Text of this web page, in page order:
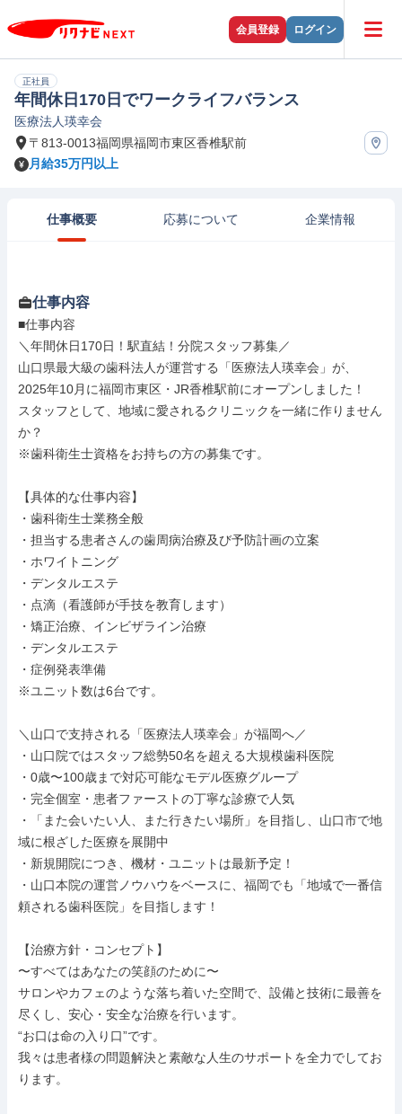
会員登録 ログイン
正社員
年間休日170日でワークライフバランス
医療法人瑛幸会
〒813-0013福岡県福岡市東区香椎駅前
月給35万円以上
仕事概要 応募について 企業情報
仕事内容
■仕事内容
＼年間休日170日！駅直結！分院スタッフ募集／
山口県最大級の歯科法人が運営する「医療法人瑛幸会」が、
2025年10月に福岡市東区・JR香椎駅前にオープンしました！
スタッフとして、地域に愛されるクリニックを一緒に作りません
か？
※歯科衛生士資格をお持ちの方の募集です。
【具体的な仕事内容】
・歯科衛生士業務全般
・担当する患者さんの歯周病治療及び予防計画の立案
・ホワイトニング
・デンタルエステ
・点滴（看護師が手技を教育します）
・矯正治療、インビザライン治療
・デンタルエステ
・症例発表準備
※ユニット数は6台です。
＼山口で支持される「医療法人瑛幸会」が福岡へ／
・山口院ではスタッフ総勢50名を超える大規模歯科医院
・0歳〜100歳まで対応可能なモデル医療グループ
・完全個室・患者ファーストの丁寧な診療で人気
・「また会いたい人、また行きたい場所」を目指し、山口市で地
域に根ざした医療を展開中
・新規開院につき、機材・ユニットは最新予定！
・山口本院の運営ノウハウをベースに、福岡でも「地域で一番信
頼される歯科医院」を目指します！
【治療方針・コンセプト】
〜すべてはあなたの笑顔のために〜
サロンやカフェのような落ち着いた空間で、設備と技術に最善を
尽くし、安心・安全な治療を行います。
“お口は命の入り口”です。
我々は患者様の問題解決と素敵な人生のサポートを全力でしてお
ります。